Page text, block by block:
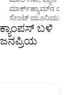
ಮಾರ್ಕ್‌ಹ್ಯಾಮ್‌ನ
ಸೇಂಟ್ ಯೂನಿಯನ್‌ವಿಲ್
ಹತ್ತಿರ. GO ರೈಲು
ಮೂಲಕ ಕಾರಿನ
ಪ್ರವೇಶ. ಈ ಆಧುನಿಕ
ಬಳಿ